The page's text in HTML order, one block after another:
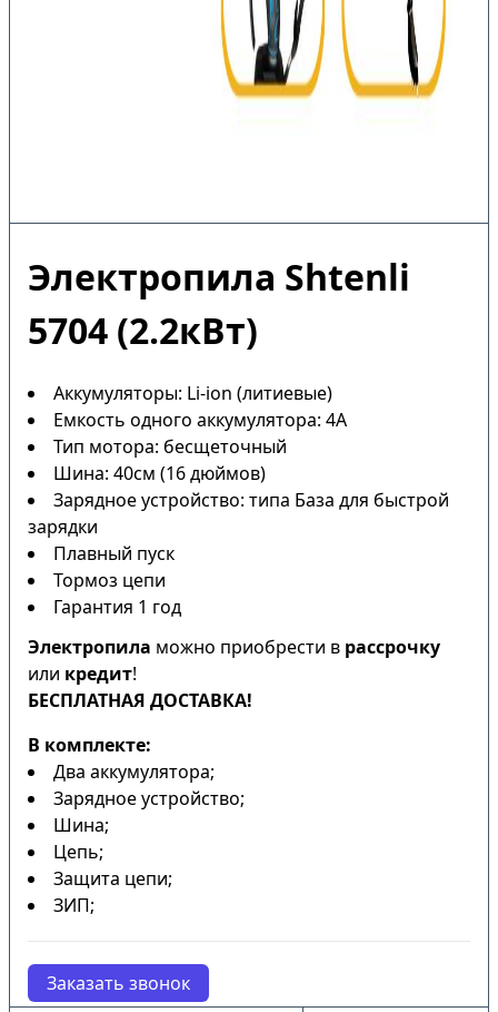
Электропила Shtenli
5704 (2.2кВт)
Аккумуляторы: Li-ion (литиевые)
Емкость одного аккумулятора: 4А
Тип мотора: бесщеточный
Шина: 40см (16 дюймов)
Зарядное устройство: типа База для быстрой
зарядки
Плавный пуск
Тормоз цепи
Гарантия 1 год
Электропила можно приобрести в рассрочку
или кредит!
БЕСПЛАТНАЯ ДОСТАВКА!
В комплекте:
Два аккумулятора;
Зарядное устройство;
Шина;
Цепь;
Защита цепи;
ЗИП;
Заказать звонок